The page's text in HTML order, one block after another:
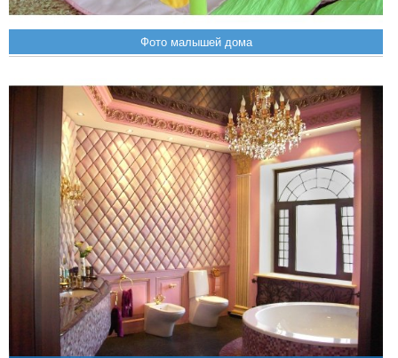
Фото малышей дома